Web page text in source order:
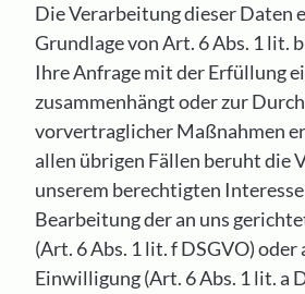
Die Verarbeitung dieser Daten
Grundlage von Art. 6 Abs. 1 lit.
Ihre Anfrage mit der Erfüllung
zusammenhängt oder zur
vorvertraglicher Maßnahmen
allen übrigen Fällen beruht die
unserem berechtigten
Bearbeitung der an uns
(Art. 6 Abs. 1 lit. f DSGVO) oder
Einwilligung (Art. 6 Abs. 1 lit. a